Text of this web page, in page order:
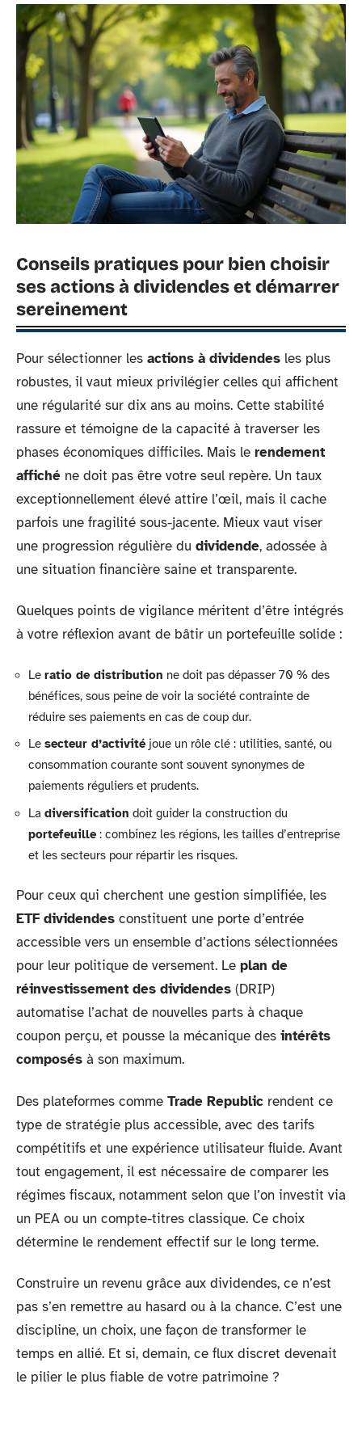
Conseils pratiques pour bien choisir
ses actions à dividendes et démarrer
sereinement
Pour sélectionner les actions à dividendes les plus
robustes, il vaut mieux privilégier celles qui affichent
une régularité sur dix ans au moins. Cette stabilité
rassure et témoigne de la capacité à traverser les
phases économiques difficiles. Mais le rendement
affiché ne doit pas être votre seul repère. Un taux
exceptionnellement élevé attire l’œil, mais il cache
parfois une fragilité sous-jacente. Mieux vaut viser
une progression régulière du dividende, adossée à
une situation financière saine et transparente.
Quelques points de vigilance méritent d’être intégrés
à votre réflexion avant de bâtir un portefeuille solide :
Le ratio de distribution ne doit pas dépasser 70 % des
bénéfices, sous peine de voir la société contrainte de
réduire ses paiements en cas de coup dur.
Le secteur d’activitéjoue un rôle clé : utilities, santé, ou
consommation courante sont souvent synonymes de
paiements réguliers et prudents.
La diversification doit guider la construction du
portefeuille: combinez les régions, les tailles d’entreprise
et les secteurs pour répartir les risques.
Pour ceux qui cherchent une gestion simplifiée, les
ETF dividendes constituent une porte d’entrée
accessible vers un ensemble d’actions sélectionnées
pour leur politique de versement. Le plan de
réinvestissement des dividendes (DRIP)
automatise l’achat de nouvelles parts à chaque
coupon perçu, et pousse la mécanique des intérêts
composés à son maximum.
Des plateformes comme Trade Republic rendent ce
type de stratégie plus accessible, avec des tarifs
compétitifs et une expérience utilisateur fluide. Avant
tout engagement, il est nécessaire de comparer les
régimes fiscaux, notamment selon que l’on investit via
un PEA ou un compte-titres classique. Ce choix
détermine le rendement effectif sur le long terme.
Construire un revenu grâce aux dividendes, ce n’est
pas s’en remettre au hasard ou à la chance. C’est une
discipline, un choix, une façon de transformer le
temps en allié. Et si, demain, ce flux discret devenait
le pilier le plus fiable de votre patrimoine ?